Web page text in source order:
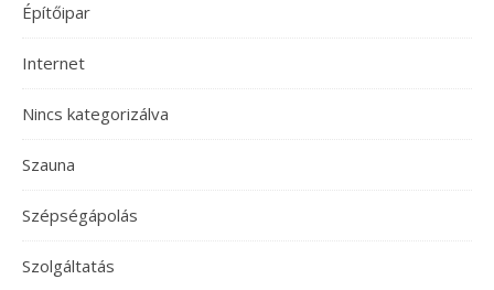
Építőipar
Internet
Nincs kategorizálva
Szauna
Szépségápolás
Szolgáltatás